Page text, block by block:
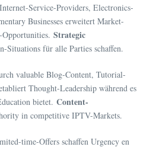
Service-Providers, Electronics-
Businesses erweitert Market-
Strategic
Situations für alle Parties schaffen.
valuable Blog-Content, Tutorial-
Thought-Leadership während es
bietet. Content-
in competitive IPTV-Markets.
time-Offers schaffen Urgency en